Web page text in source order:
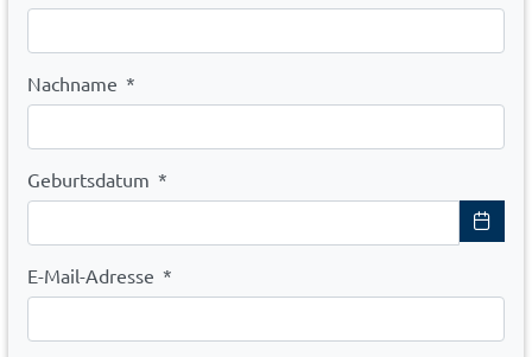
Nachname *
Geburtsdatum *
E-Mail-Adresse *